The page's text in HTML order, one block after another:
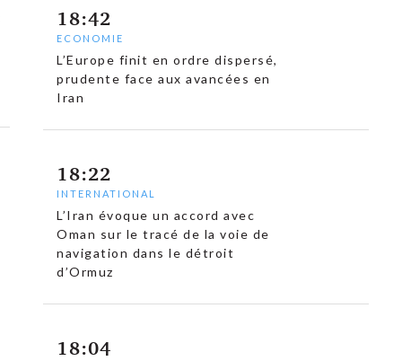
18:42
ECONOMIE
L’Europe finit en ordre dispersé,
prudente face aux avancées en
Iran
18:22
INTERNATIONAL
L’Iran évoque un accord avec
Oman sur le tracé de la voie de
navigation dans le détroit
d’Ormuz
18:04